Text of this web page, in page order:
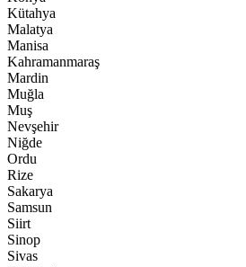
Kütahya
Malatya
Manisa
Kahramanmaraş
Mardin
Muğla
Muş
Nevşehir
Niğde
Ordu
Rize
Sakarya
Samsun
Siirt
Sinop
Sivas